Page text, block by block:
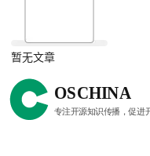
暂无文章